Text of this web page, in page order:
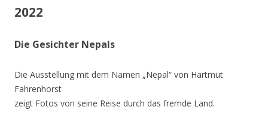
2022
Die Gesichter Nepals
Die Ausstellung mit dem Namen „Nepal“ von Hartmut
Fahrenhorst
zeigt Fotos von seine Reise durch das fremde Land.